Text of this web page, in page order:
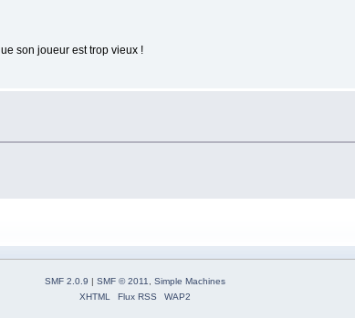
son joueur est trop vieux !
SMF 2.0.9 SMF © 2011, Simple Machines
XHTML
Flux RSS WAP2